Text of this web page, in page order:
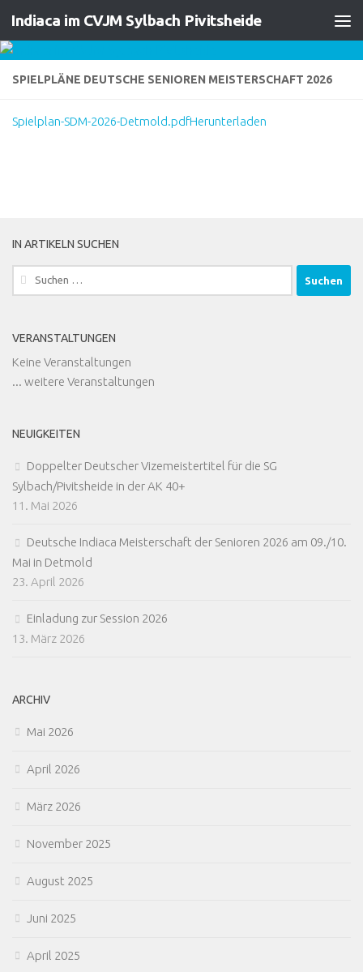
Skip to content
Indiaca im CVJM Sylbach Pivitsheide
SPIELPLÄNE DEUTSCHE SENIOREN MEISTERSCHAFT 2026
Spielplan-SDM-2026-Detmold.pdfHerunterladen
IN ARTIKELN SUCHEN
Suchen
nach:
VERANSTALTUNGEN
Keine Veranstaltungen
... weitere Veranstaltungen
NEUIGKEITEN
Doppelter Deutscher Vizemeistertitel für die SG
Sylbach/Pivitsheide in der AK 40+
11. Mai 2026
Deutsche Indiaca Meisterschaft der Senioren 2026 am 09./10.
Mai in Detmold
23. April 2026
Einladung zur Session 2026
13. März 2026
ARCHIV
Mai 2026
April 2026
März 2026
November 2025
August 2025
Juni 2025
April 2025